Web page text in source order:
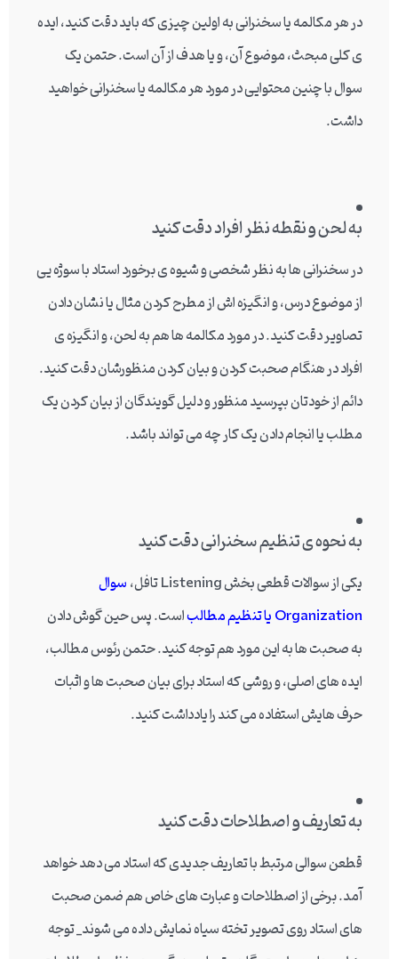
در هر مکالمه یا سخنرانی به اولین چیزی که باید دقت کنید، ایده
ی کلی مبحث، موضوع آن، و یا هدف از آن است. حتمن یک
سوال با چنین محتوایی در مورد هر مکالمه یا سخنرانی خواهید
داشت.
به لحن و نقطه نظر افراد دقت کنید
در سخنرانی ها به نظر شخصی و شیوه ی برخورد استاد با سوژه یی
از موضوع درس، و انگیزه اش از مطرح کردن مثال یا نشان دادن
تصاویر دقت کنید. در مورد مکالمه ها هم به لحن، و انگیزه ی
افراد در هنگام صحبت کردن و بیان کردن منظورشان دقت کنید.
دائم از خودتان بپرسید منظور و دلیل گویندگان از بیان کردن یک
مطلب یا انجام دادن یک کار چه می تواند باشد.
به نحوه ی تنظیم سخنرانی دقت کنید
یکی از سوالات قطعی بخش Listening تافل،
سوال
Organization یا تنظیم مطالب
است. پس حین گوش دادن
به صحبت ها به این مورد هم توجه کنید. حتمن رئوس مطالب،
ایده های اصلی، و روشی که استاد برای بیان صحبت ها و اثبات
حرف هایش استفاده می کند را یادداشت کنید.
به تعاریف و اصطلاحات دقت کنید
قطعن سوالی مرتبط با تعاریف جدیدی که استاد می دهد خواهد
آمد. برخی از اصطلاحات و عبارت های خاص هم ضمن صحبت
های استاد روی تصویر تخته سیاه نمایش داده می شوند_ توجه